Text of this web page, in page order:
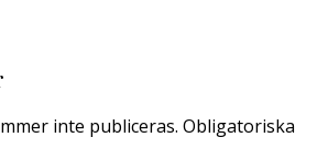
inte publiceras. Obligatoriska